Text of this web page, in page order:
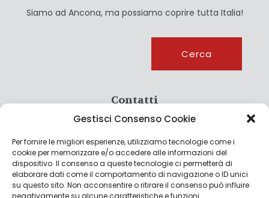
Gestisci Consenso Cookie
Per fornire le migliori esperienze, utilizziamo tecnologie come i
cookie per memorizzare e/o accedere alle informazioni del
dispositivo. Il consenso a queste tecnologie ci permetterà di
elaborare dati come il comportamento di navigazione o ID unici
su questo sito. Non acconsentire o ritirare il consenso può influire
negativamente su alcune caratteristiche e funzioni.
Siamo ad Ancona, ma possiamo coprire tutta Italia!
Cerca
Contatti
info@culturagroalimentare.com
Note legali